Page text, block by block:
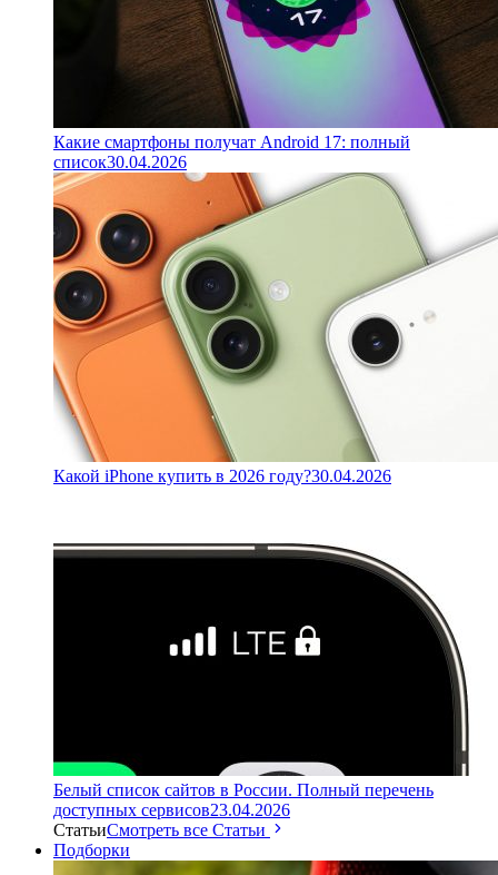
Какие смартфоны получат Android 17: полный
список30.04.2026
Какой iPhone купить в 2026 году?30.04.2026
Белый список сайтов в России. Полный перечень
доступных сервисов23.04.2026
СтатьиСмотреть все Статьи
Подборки